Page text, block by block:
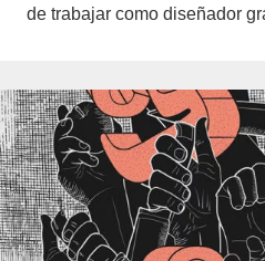
de trabajar como diseñador